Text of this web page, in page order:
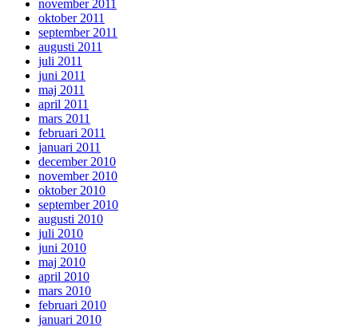
november 2011
oktober 2011
september 2011
augusti 2011
juli 2011
juni 2011
maj 2011
april 2011
mars 2011
februari 2011
januari 2011
december 2010
november 2010
oktober 2010
september 2010
augusti 2010
juli 2010
juni 2010
maj 2010
april 2010
mars 2010
februari 2010
januari 2010